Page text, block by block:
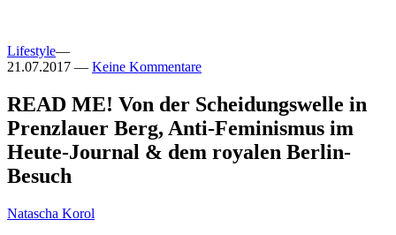
Lifestyle—
21.07.2017 — Keine Kommentare
READ ME! Von der Scheidungswelle in
Prenzlauer Berg, Anti-Feminismus im
Heute-Journal & dem royalen Berlin-
Besuch
Natascha Korol